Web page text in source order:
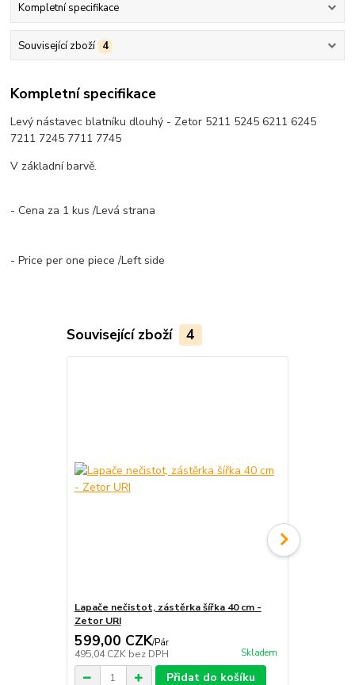
Kompletní specifikace
Související zboží 4
Kompletní specifikace
Levý nástavec blatníku dlouhý - Zetor 5211 5245 6211 6245
7211 7245 7711 7745
V základní barvě.
- Cena za 1 kus /Levá strana
- Price per one piece /Left side
Související zboží 4
Lapače nečistot, zástěrka šířka 40 cm -
Zetor URI
599,00 CZK/Pár
495,04 CZK bez DPH Skladem
Přidat do košíku